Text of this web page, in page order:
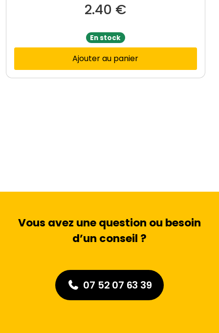
2.40 €
En stock
Ajouter au panier
Vous avez une question ou besoin
d’un conseil ?
07 52 07 63 39